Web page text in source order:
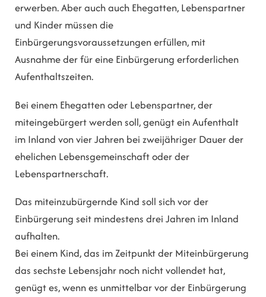
erwerben. Aber auch auch Ehegatten, Lebenspartner
und Kinder müssen die
Einbürgerungsvoraussetzungen erfüllen, mit
Ausnahme der für eine Einbürgerung erforderlichen
Aufenthaltszeiten.
Bei einem Ehegatten oder Lebenspartner, der
miteingebürgert werden soll, genügt ein Aufenthalt
im Inland von vier Jahren bei zweijähriger Dauer der
ehelichen Lebensgemeinschaft oder der
Lebenspartnerschaft.
Das miteinzubürgernde Kind soll sich vor der
Einbürgerung seit mindestens drei Jahren im Inland
aufhalten.
Bei einem Kind, das im Zeitpunkt der Miteinbürgerung
das sechste Lebensjahr noch nicht vollendet hat,
genügt es, wenn es unmittelbar vor der Einbürgerung